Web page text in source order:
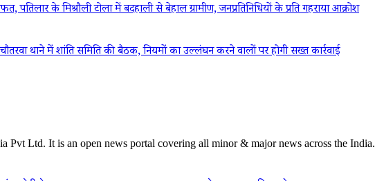
के मिश्रौली टोला में बदहाली से बेहाल ग्रामीण, जनप्रतिनिधियों के प्रति गहराया आक्रोश
थाने में शांति समिति की बैठक, नियमों का उल्लंघन करने वालों पर होगी सख्त कार्रवाई
Pvt Ltd. It is an open news portal covering all minor & major news across the India.